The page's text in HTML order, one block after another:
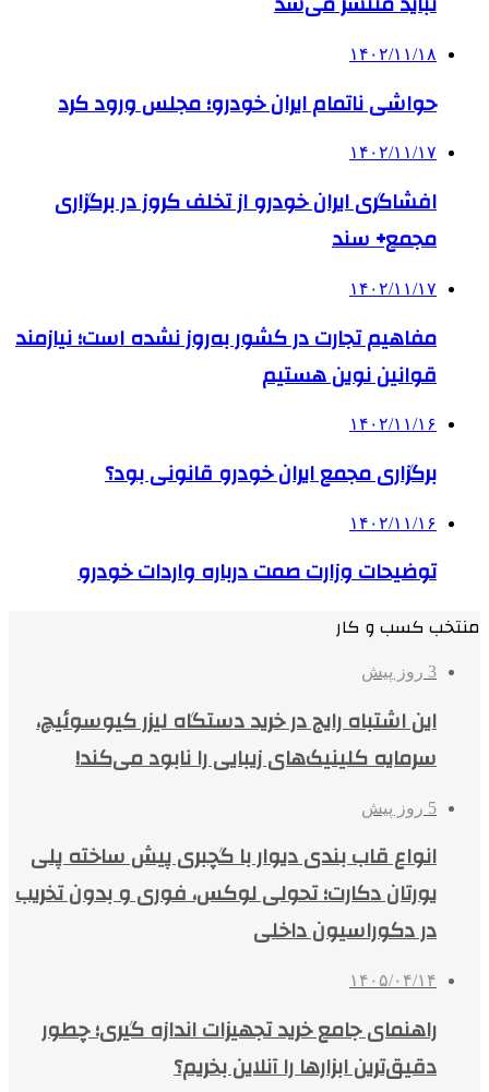
۱۴۰۲/۱۱/۱۸
حواشی ناتمام ایران خودرو؛ مجلس ورود کرد
۱۴۰۲/۱۱/۱۷
افشاگری ایران خودرو از تخلف کروز در برگزاری
مجمع+ سند
۱۴۰۲/۱۱/۱۷
مفاهیم تجارت در کشور به‌روز نشده است؛ نیازمند
قوانین نوین هستیم
۱۴۰۲/۱۱/۱۶
برگزاری مجمع ایران خودرو قانونی بود؟
۱۴۰۲/۱۱/۱۶
توضیحات وزارت صمت درباره واردات خودرو
منتخب کسب و کار
3 روز پیش
این اشتباه رایج در خرید دستگاه لیزر کیوسوئیچ،
سرمایه کلینیک‌های زیبایی را نابود می‌کند!
5 روز پیش
انواع قاب بندی دیوار با گچبری پیش ساخته پلی
یورتان دکارت؛ تحولی لوکس، فوری و بدون تخریب
در دکوراسیون داخلی
۱۴۰۵/۰۴/۱۴
راهنمای جامع خرید تجهیزات اندازه گیری؛ چطور
دقیق‌ترین ابزارها را آنلاین بخریم؟